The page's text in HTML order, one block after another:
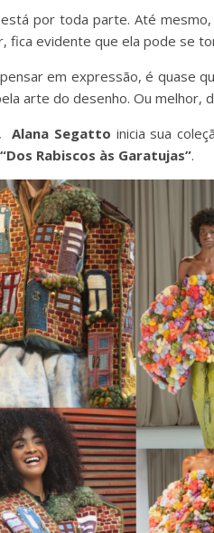
por toda parte. Até
fica evidente que ela pode se
em expressão, é quase
arte do desenho. Ou melhor,
Alana Segatto inicia sua
“Dos Rabiscos às Garatujas”.